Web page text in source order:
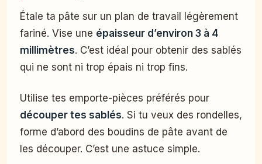
Étale ta pâte sur un plan de travail légèrement
fariné. Vise une épaisseur d’environ 3 à 4
millimètres. C’est idéal pour obtenir des sablés
qui ne sont ni trop épais ni trop fins.
Utilise tes emporte-pièces préférés pour
découper tes sablés. Si tu veux des rondelles,
forme d’abord des boudins de pâte avant de
les découper. C’est une astuce simple.